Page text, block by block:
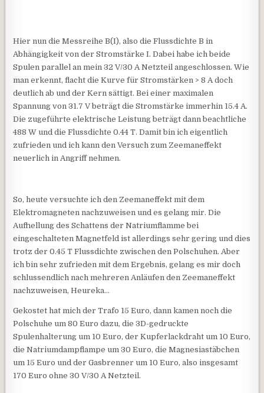
Hier nun die Messreihe B(I), also die Flussdichte B in
Abhängigkeit von der Stromstärke I. Dabei habe ich beide
Spulen parallel an mein 32 V/30 A Netzteil angeschlossen. Wie
man erkennt, flacht die Kurve für Stromstärken > 8 A doch
deutlich ab und der Kern sättigt. Bei einer maximalen
Spannung von 31.7 V beträgt die Stromstärke immerhin 15.4 A.
Die zugeführte elektrische Leistung beträgt dann beachtliche
488 W und die Flussdichte 0.44 T. Damit bin ich eigentlich
zufrieden und ich kann den Versuch zum Zeemaneffekt
neuerlich in Angriff nehmen.
So, heute versuchte ich den Zeemaneffekt mit dem
Elektromagneten nachzuweisen und es gelang mir. Die
Aufhellung des Schattens der Natriumflamme bei
eingeschalteten Magnetfeld ist allerdings sehr gering und dies
trotz der 0.45 T Flussdichte zwischen den Polschuhen. Aber
ich bin sehr zufrieden mit dem Ergebnis, gelang es mir doch
schlussendlich nach mehreren Anläufen den Zeemaneffekt
nachzuweisen, Heureka…
Gekostet hat mich der Trafo 15 Euro, dann kamen noch die
Polschuhe um 80 Euro dazu, die 3D-gedruckte
Spulenhalterung um 10 Euro, der Kupferlackdraht um 10 Euro,
die Natriumdampflampe um 30 Euro, die Magnesiastäbchen
um 15 Euro und der Gasbrenner um 10 Euro, also insgesamt
170 Euro ohne 30 V/30 A Netzteil.